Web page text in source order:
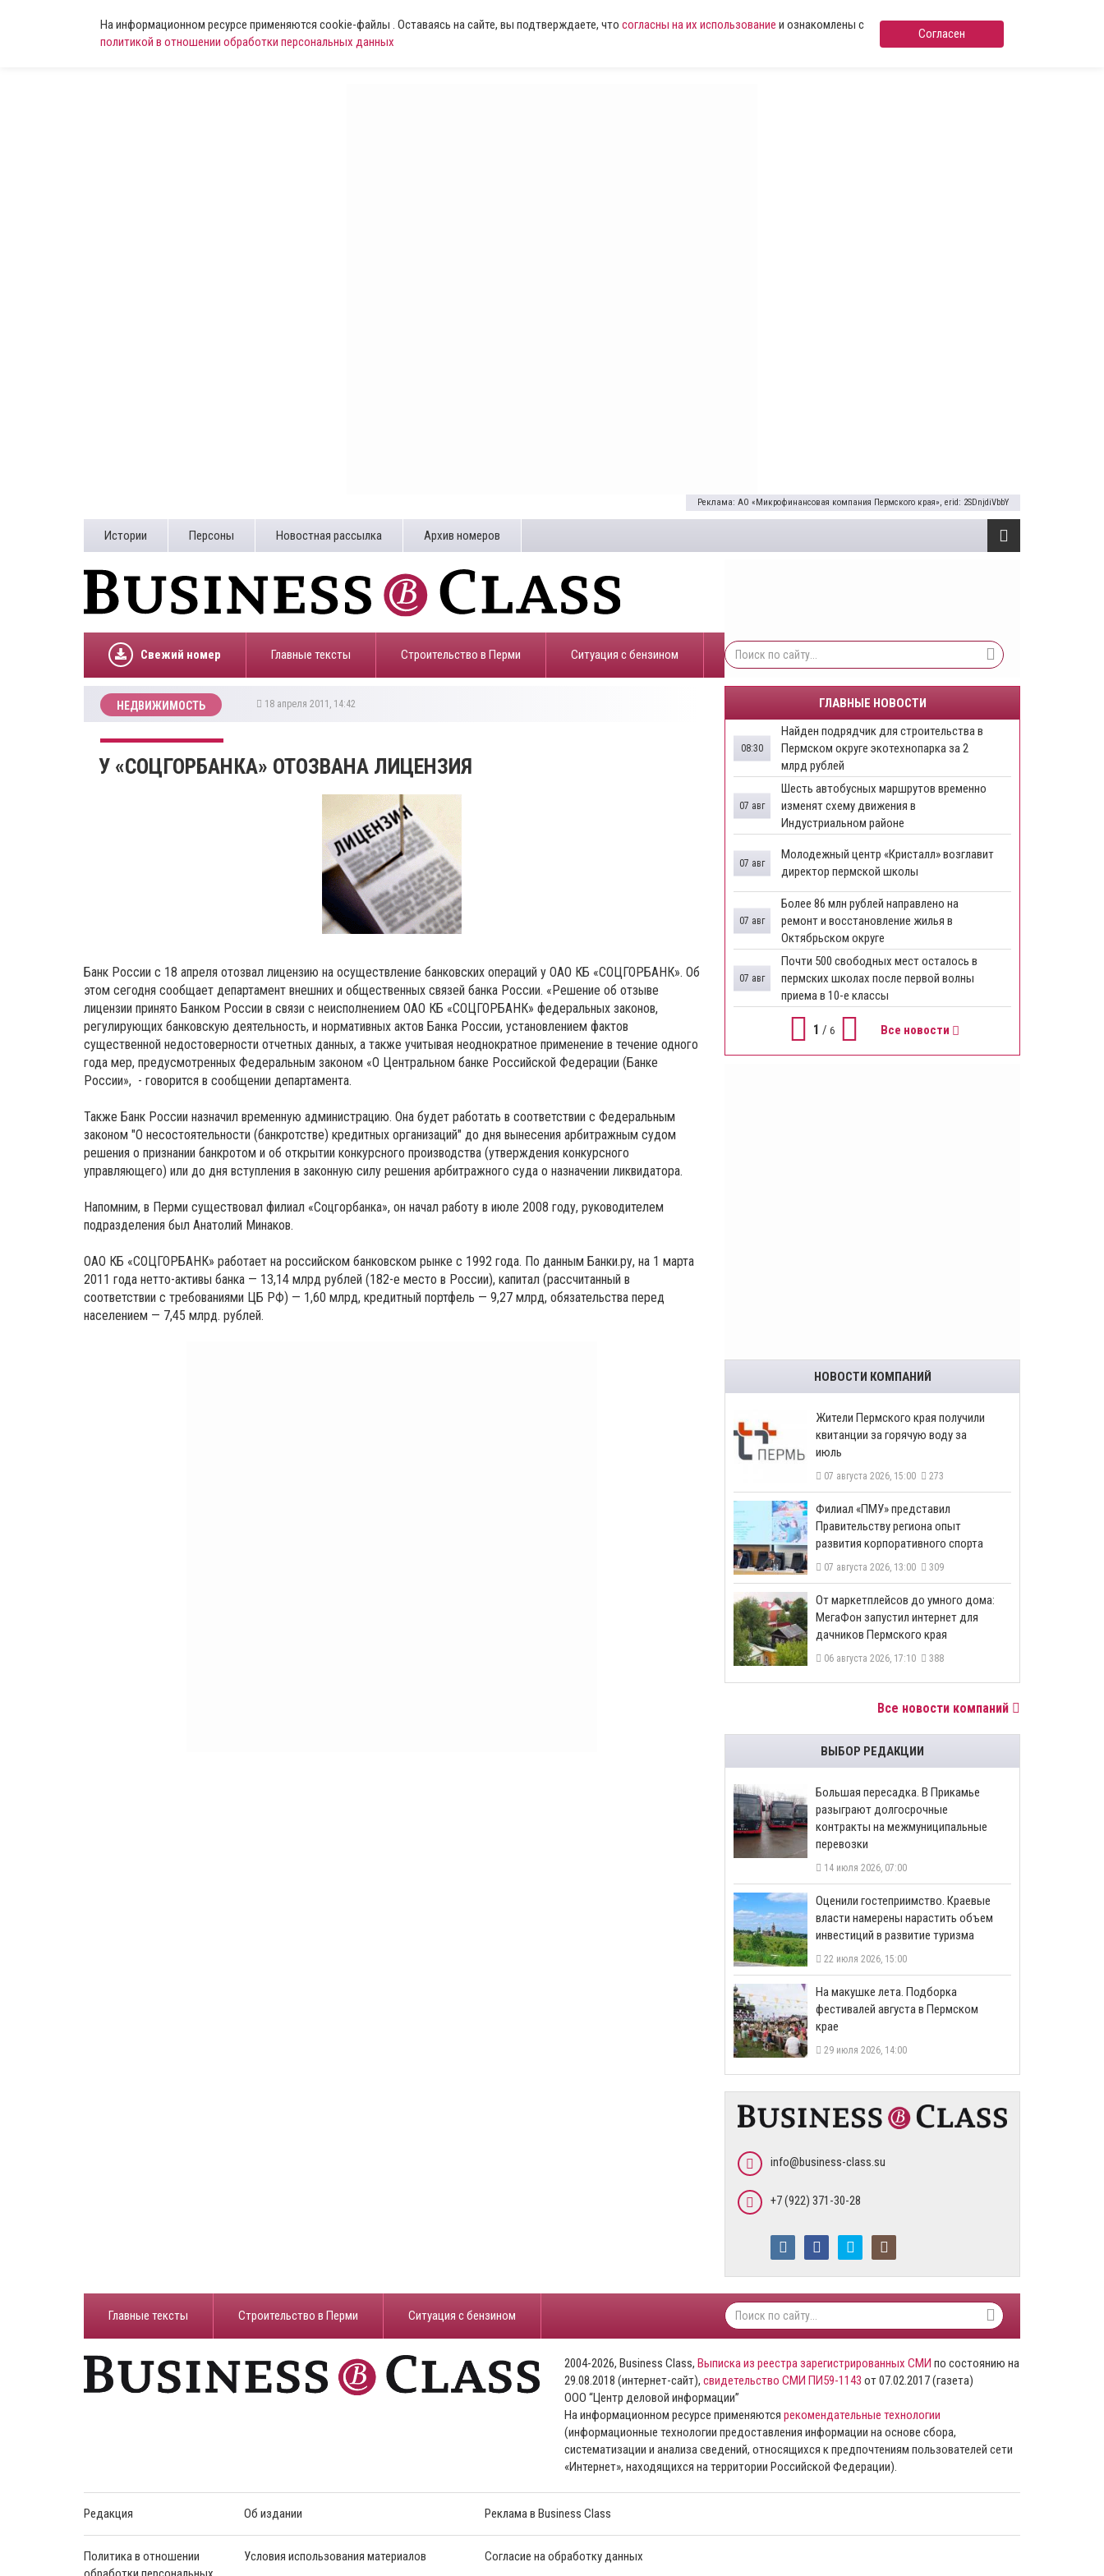
На информационном ресурсе применяются cookie-файлы . Оставаясь на сайте, вы подтверждаете, что согласны на их использование и ознакомлены с
политикой в отношении обработки персональных данных
Согласен
Реклама: АО «Микрофинансовая компания Пермского края», erid: 2SDnjdiVbbY
Истории Персоны Новостная рассылка Архив номеров
Свежий номер Главные тексты Строительство в Перми ​Ситуация с бензином
НЕДВИЖИМОСТЬ 18 апреля 2011, 14:42
У «СОЦГОРБАНКА» ОТОЗВАНА ЛИЦЕНЗИЯ
Банк России с 18 апреля отозвал лицензию на осуществление банковских операций у ОАО КБ «СОЦГОРБАНК». Об
этом сегодня сообщает департамент внешних и общественных связей банка России. «Решение об отзыве
лицензии принято Банком России в связи с неисполнением ОАО КБ «СОЦГОРБАНК» федеральных законов,
регулирующих банковскую деятельность, и нормативных актов Банка России, установлением фактов
существенной недостоверности отчетных данных, а также учитывая неоднократное применение в течение одного
года мер, предусмотренных Федеральным законом «О Центральном банке Российской Федерации (Банке
России», - говорится в сообщении департамента.
Также Банк России назначил временную администрацию. Она будет работать в соответствии с Федеральным
законом "О несостоятельности (банкротстве) кредитных организаций" до дня вынесения арбитражным судом
решения о признании банкротом и об открытии конкурсного производства (утверждения конкурсного
управляющего) или до дня вступления в законную силу решения арбитражного суда о назначении ликвидатора.
Напомним, в Перми существовал филиал «Соцгорбанка», он начал работу в июле 2008 году, руководителем
подразделения был Анатолий Минаков.
ОАО КБ «СОЦГОРБАНК» работает на российском банковском рынке с 1992 года. По данным Банки.ру, на 1 марта
2011 года нетто-активы банка — 13,14 млрд рублей (182-е место в России), капитал (рассчитанный в
соответствии с требованиями ЦБ РФ) — 1,60 млрд, кредитный портфель — 9,27 млрд, обязательства перед
населением — 7,45 млрд. рублей.
ГЛАВНЫЕ НОВОСТИ
Найден подрядчик для строительства в
Пермском округе экотехнопарка за 2
млрд рублей
08:30
Шесть автобусных маршрутов временно
изменят схему движения в
Индустриальном районе
07 авг
Молодежный центр «Кристалл» возглавит
директор пермской школы
07 авг
Более 86 млн рублей направлено на
ремонт и восстановление жилья в
Октябрьском округе
07 авг
Почти 500 свободных мест осталось в
пермских школах после первой волны
приема в 10-е классы
07 авг
1 / 6 Все новости
НОВОСТИ КОМПАНИЙ
​Жители Пермского края получили
квитанции за горячую воду за
июль
07 августа 2026, 15:00 273
​Филиал «ПМУ» представил
Правительству региона опыт
развития корпоративного спорта
07 августа 2026, 13:00 309
От маркетплейсов до умного дома:
МегаФон запустил интернет для
дачников Пермского края
06 августа 2026, 17:10 388
Все новости компаний
ВЫБОР РЕДАКЦИИ
Большая пересадка. В Прикамье
разыграют долгосрочные
контракты на межмуниципальные
перевозки
14 июля 2026, 07:00
Оценили гостеприимство. Краевые
власти намерены нарастить объем
инвестиций в развитие туризма
22 июля 2026, 15:00
На макушке лета. Подборка
фестивалей августа в Пермском
крае
29 июля 2026, 14:00
info@business-class.su
+7 (922) 371-30-28
Главные тексты Строительство в Перми ​Ситуация с бензином
2004-2026, Business Class, Выписка из реестра зарегистрированных СМИ по состоянию на
29.08.2018 (интернет-сайт), свидетельство СМИ ПИ59-1143 от 07.02.2017 (газета)
ООО “Центр деловой информации”
На информационном ресурсе применяются рекомендательные технологии
(информационные технологии предоставления информации на основе сбора,
систематизации и анализа сведений, относящихся к предпочтениям пользователей сети
«Интернет», находящихся на территории Российской Федерации).
Редакция Об издании Реклама в Business Class
Политика в отношении
Условия использования материалов Согласие на обработку данных